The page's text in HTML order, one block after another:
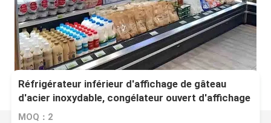
Réfrigérateur inférieur d'affichage de gâteau
d'acier inoxydable, congélateur ouvert d'affichage
de 2500L 580KG
MOQ：2